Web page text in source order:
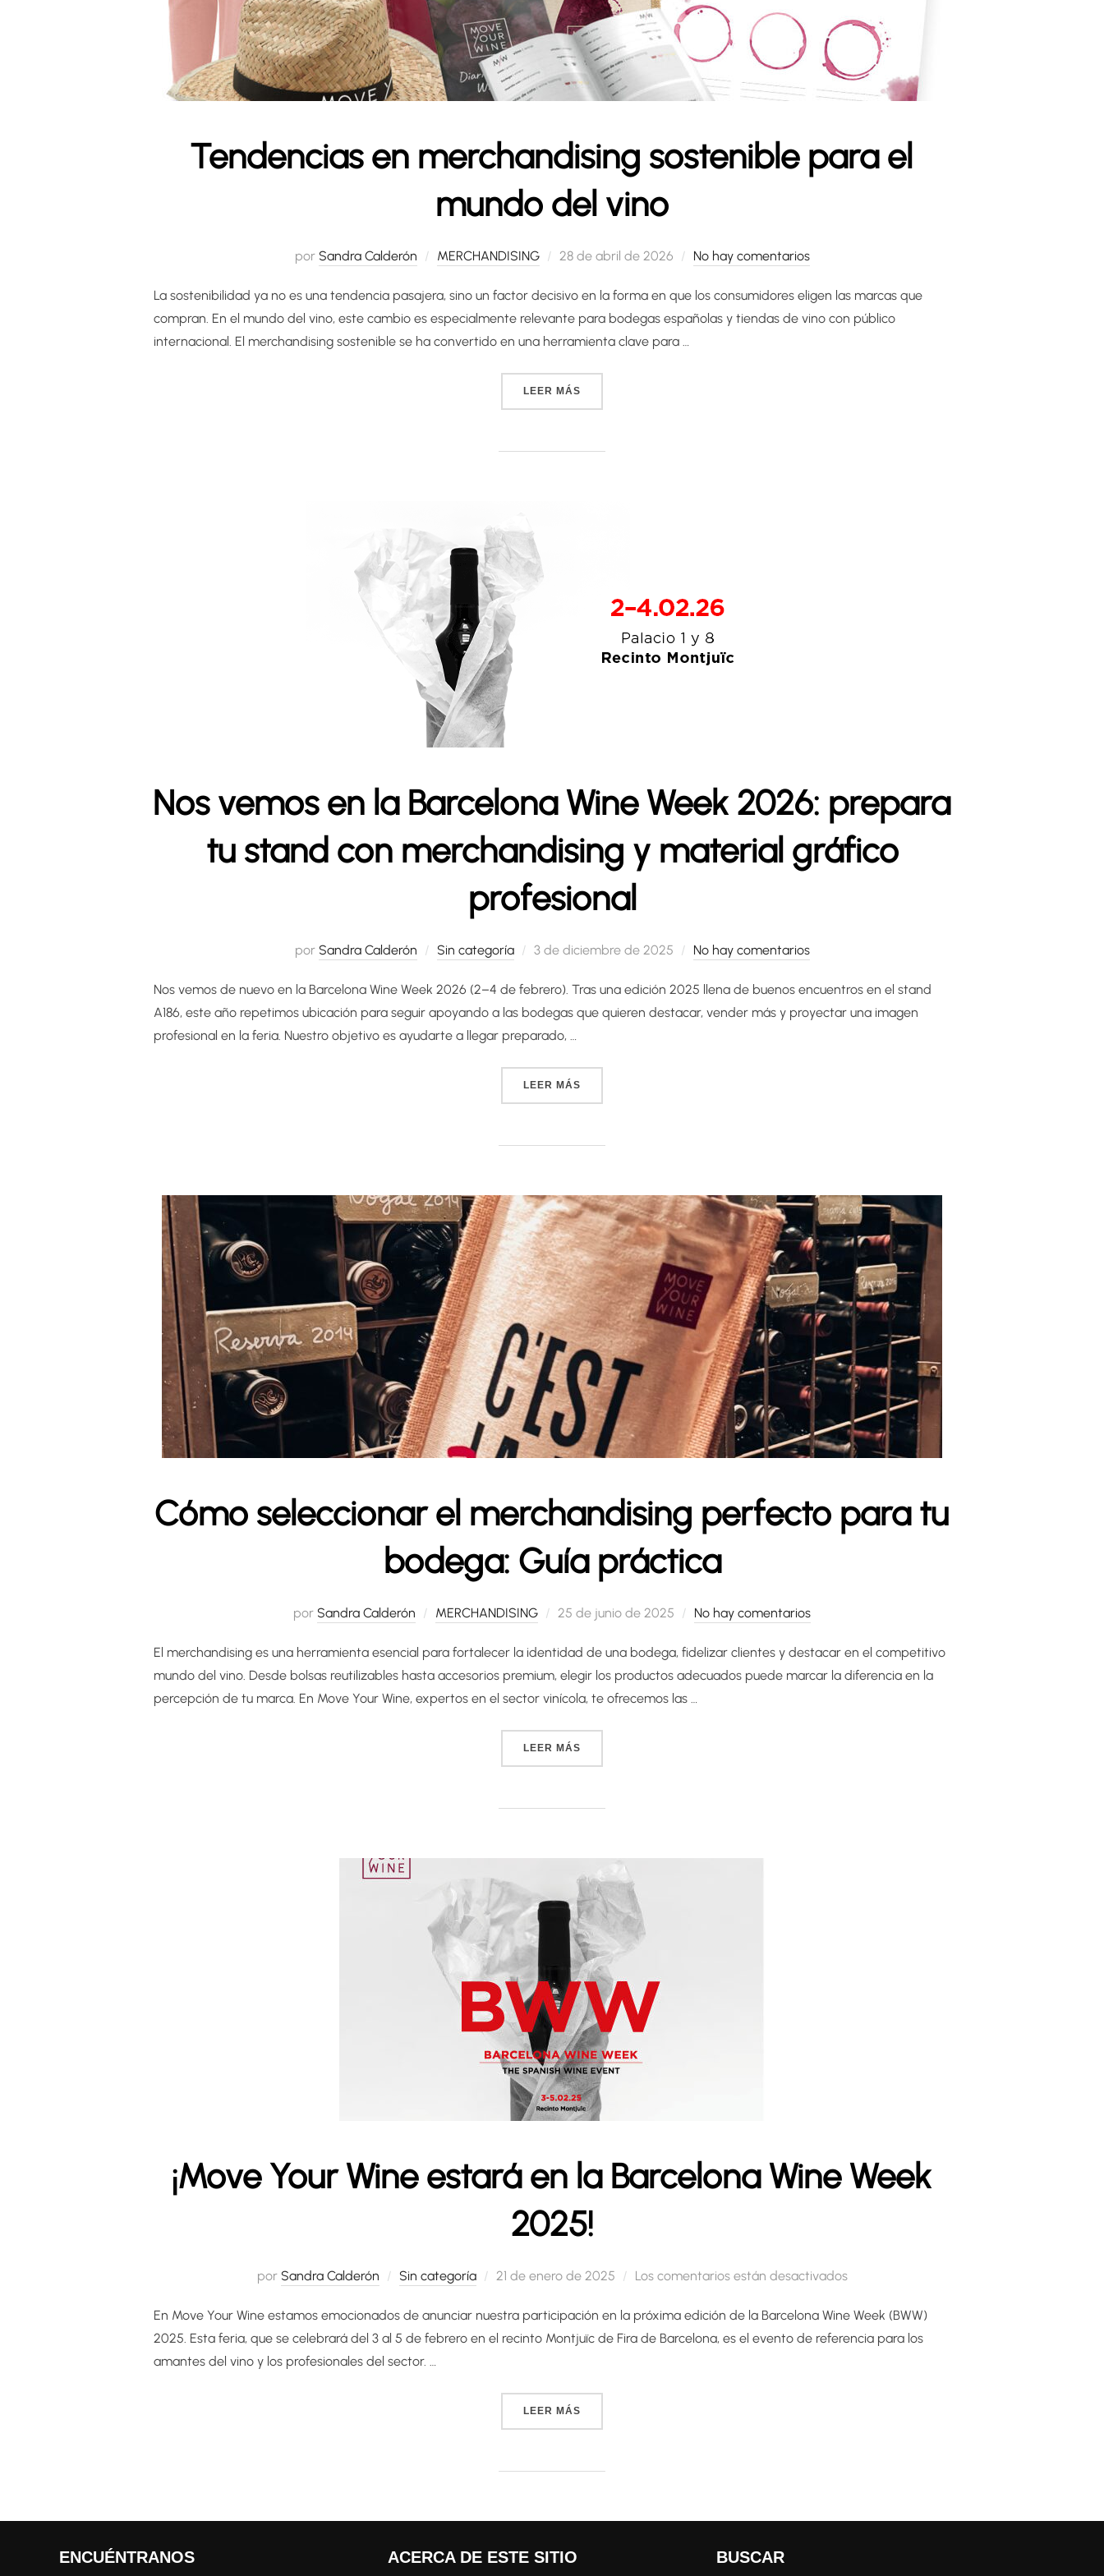
Tendencias en merchandising sostenible para el
mundo del vino
por Sandra Calderón MERCHANDISING
Publicado
28 de abril de 2026 No hay comentarios
La sostenibilidad ya no es una tendencia pasajera, sino un factor decisivo en la forma en que los consumidores eligen las marcas que
compran. En el mundo del vino, este cambio es especialmente relevante para bodegas españolas y tiendas de vino con público
internacional. El merchandising sostenible se ha convertido en una herramienta clave para …
LEER MÁS
Nos vemos en la Barcelona Wine Week 2026: prepara
tu stand con merchandising y material gráfico
profesional
por Sandra Calderón Sin categoría
Publicado
3 de diciembre de 2025 No hay comentarios
Nos vemos de nuevo en la Barcelona Wine Week 2026 (2–4 de febrero). Tras una edición 2025 llena de buenos encuentros en el stand
A186, este año repetimos ubicación para seguir apoyando a las bodegas que quieren destacar, vender más y proyectar una imagen
profesional en la feria. Nuestro objetivo es ayudarte a llegar preparado, …
LEER MÁS
Cómo seleccionar el merchandising perfecto para tu
bodega: Guía práctica
por Sandra Calderón MERCHANDISING
Publicado
25 de junio de 2025 No hay comentarios
El merchandising es una herramienta esencial para fortalecer la identidad de una bodega, fidelizar clientes y destacar en el competitivo
mundo del vino. Desde bolsas reutilizables hasta accesorios premium, elegir los productos adecuados puede marcar la diferencia en la
percepción de tu marca. En Move Your Wine, expertos en el sector vinícola, te ofrecemos las …
LEER MÁS
¡Move Your Wine estará en la Barcelona Wine Week
2025!
por Sandra Calderón Sin categoría
Publicado
21 de enero de 2025 Los comentarios están desactivados
En Move Your Wine estamos emocionados de anunciar nuestra participación en la próxima edición de la Barcelona Wine Week (BWW)
2025. Esta feria, que se celebrará del 3 al 5 de febrero en el recinto Montjuïc de Fira de Barcelona, es el evento de referencia para los
amantes del vino y los profesionales del sector. …
LEER MÁS
ENCUÉNTRANOS ACERCA DE ESTE SITIO BUSCAR